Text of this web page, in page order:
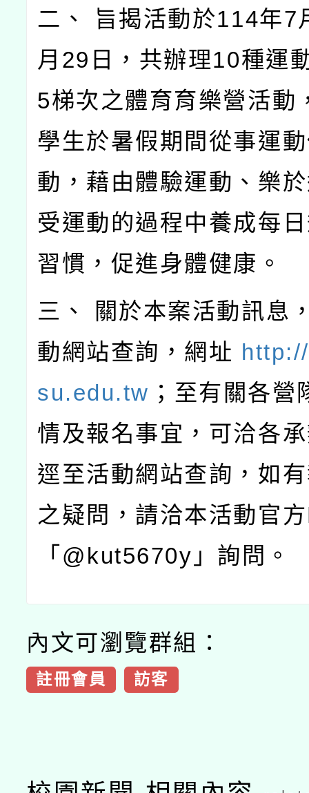
二、 旨揭活動於114年7
月29日，共辦理10種運
5梯次之體育育樂營活動
學生於暑假期間從事運
動，藉由體驗運動、樂
受運動的過程中養成每
習慣，促進身體健康。
三、 關於本案活動訊息
動網站查詢，網址
su.edu.tw ；至有關各營
情及報名事宜，可洽各
逕至活動網站查詢，如
之疑問，請洽本活動官
「@kut5670y」詢問。
內文可瀏覽群組：
註冊會員 訪客